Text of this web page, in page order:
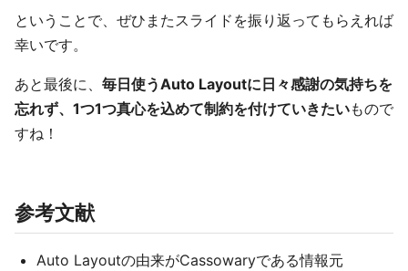
ということで、ぜひまたスライドを振り返ってもらえれば
幸いです。
あと最後に、 毎日使うAuto Layoutに日々感謝の気持ちを
忘れず、1つ1つ真心を込めて制約を付けていきたいもので
すね！
参考文献
Auto Layoutの由来がCassowaryである情報元